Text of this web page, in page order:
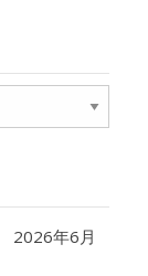
2026年6月